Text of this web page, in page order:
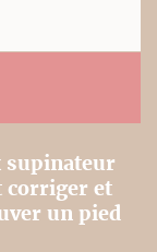
supinateur
corriger et
un pied